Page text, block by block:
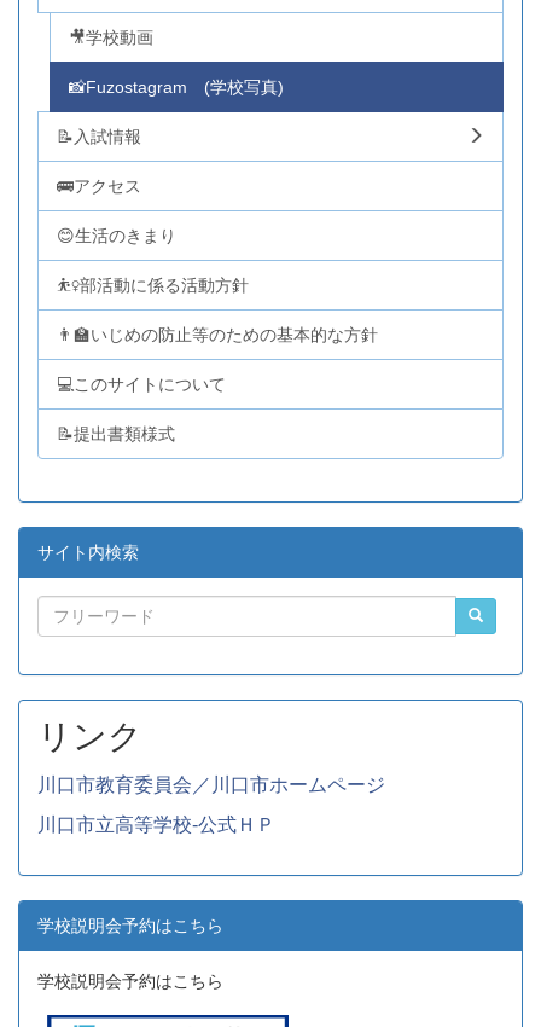
🎥学校動画
📸Fuzostagram (学校写真)
📝入試情報
🚌アクセス
😊生活のきまり
⛹️‍♀️部活動に係る活動方針
👨‍🏫いじめの防止等のための基本的な方針
💻このサイトについて
📝提出書類様式
サイト内検索
リンク
川口市教育委員会／川口市ホームページ
川口市立高等学校-公式ＨＰ
学校説明会予約はこちら
学校説明会予約はこちら